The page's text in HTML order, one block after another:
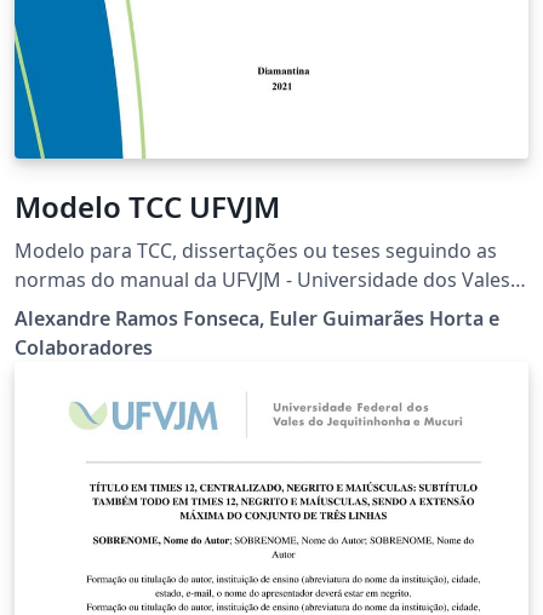
Modelo TCC UFVJM
Modelo para TCC, dissertações ou teses seguindo as
normas do manual da UFVJM - Universidade dos Vales
do Jequitinhonha e Mucuri
Alexandre Ramos Fonseca, Euler Guimarães Horta e
Colaboradores